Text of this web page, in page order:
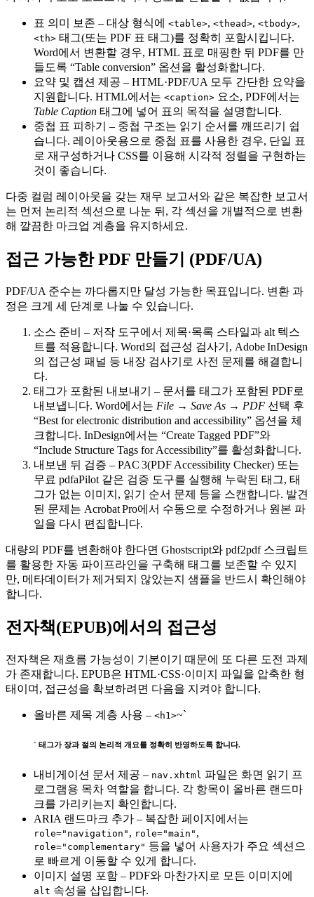
표 의미 보존 – 대상 형식에 <table>, <thead>, <tbody>,
<th> 태그(또는 PDF 표 태그)를 정확히 포함시킵니다.
Word에서 변환할 경우, HTML 표로 매핑한 뒤 PDF를 만
들도록 “Table conversion” 옵션을 활성화합니다.
요약 및 캡션 제공 – HTML·PDF/UA 모두 간단한 요약을
지원합니다. HTML에서는 <caption> 요소, PDF에서는
Table Caption 태그에 넣어 표의 목적을 설명합니다.
중첩 표 피하기
– 중첩 구조는 읽기 순서를 깨뜨리기 쉽
습니다. 레이아웃용으로 중첩 표를 사용한 경우, 단일 표
로 재구성하거나 CSS를 이용해 시각적 정렬을 구현하는
것이 좋습니다.
다중 컬럼 레이아웃을 갖는 재무 보고서와 같은 복잡한 보고서
는 먼저 논리적 섹션으로 나눈 뒤, 각 섹션을 개별적으로 변환
해 깔끔한 마크업 계층을 유지하세요.
접근 가능한 PDF 만들기 (PDF/UA)
PDF/UA 준수는 까다롭지만 달성 가능한 목표입니다. 변환 과
정은 크게 세 단계로 나눌 수 있습니다.
소스 준비
– 저작 도구에서 제목·목록 스타일과 alt 텍스
트를 적용합니다. Word의 접근성 검사기, Adobe InDesign
의 접근성 패널 등 내장 검사기로 사전 문제를 해결합니
다.
태그가 포함된 내보내기
– 문서를 태그가 포함된 PDF로
내보냅니다. Word에서는 File → Save As → PDF 선택 후
“Best for electronic distribution and accessibility” 옵션을 체
크합니다. InDesign에서는 “Create Tagged PDF”와
“Include Structure Tags for Accessibility”를 활성화합니다.
내보낸 뒤 검증 – PAC 3(PDF Accessibility Checker) 또는
무료 pdfaPilot 같은 검증 도구를 실행해 누락된 태그, 태
그가 없는 이미지, 읽기 순서 문제 등을 스캔합니다. 발견
된 문제는 Acrobat Pro에서 수동으로 수정하거나 원본 파
일을 다시 편집합니다.
대량의 PDF를 변환해야 한다면 Ghostscript와 pdf2pdf스크립트
를 활용한 자동 파이프라인을 구축해 태그를 보존할 수 있지
만, 메타데이터가 제거되지 않았는지 샘플을 반드시 확인해야
합니다.
전자책(EPUB)에서의 접근성
전자책은 재흐름 가능성이 기본이기 때문에 또 다른 도전 과제
가 존재합니다. EPUB은 HTML·CSS·이미지 파일을 압축한 형
태이며, 접근성을 확보하려면 다음을 지켜야 합니다.
올바른 제목 계층 사용 – <h1>~`
` 태그가 장과 절의 논리적 개요를 정확히 반영하도록 합니다.
내비게이션 문서 제공 – nav.xhtml 파일은 화면 읽기 프
로그램용 목차 역할을 합니다. 각 항목이 올바른 랜드마
크를 가리키는지 확인합니다.
ARIA 랜드마크 추가 – 복잡한 페이지에서는
role="navigation" , role="main" ,
role="complementary" 등을 넣어 사용자가 주요 섹션으
로 빠르게 이동할 수 있게 합니다.
이미지 설명 포함 – PDF와 마찬가지로 모든 이미지에
alt 속성을 삽입합니다.